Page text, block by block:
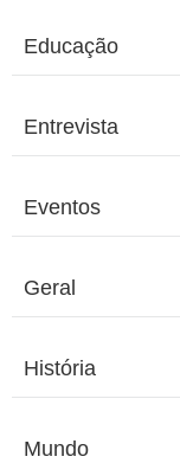
Educação
Entrevista
Eventos
Geral
História
Mundo